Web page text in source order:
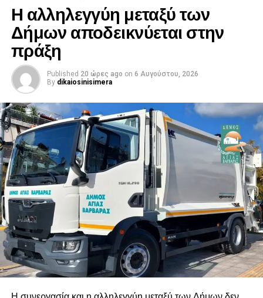
Η αλληλεγγύη μεταξύ των
Δήμων αποδεικνύεται στην
πράξη
Published 20 ώρες ago on 6 Αυγούστου, 2026
By dikaiosinisimera